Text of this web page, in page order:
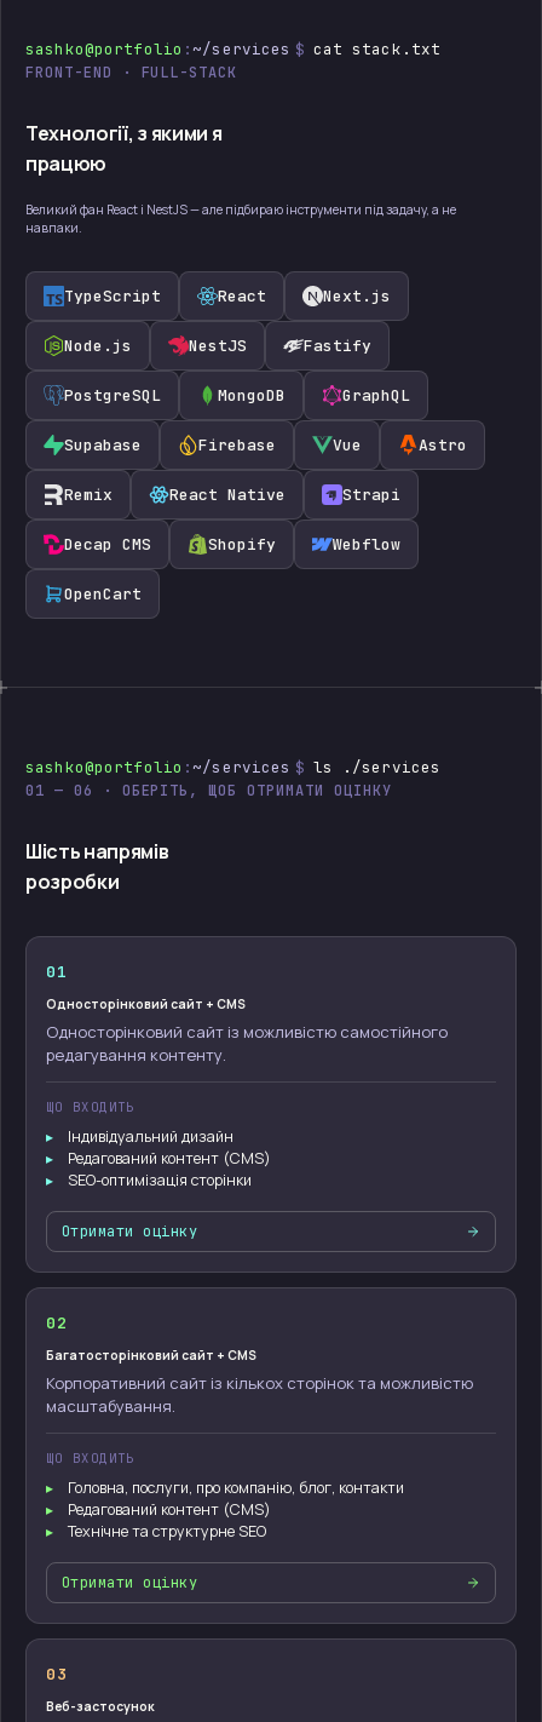
sashko@portfolio :~/services $ cat stack.txt
FRONT-END · FULL-STACK
Технології, з якими я
працюю
Великий фан React і NestJS — але підбираю інструменти під задачу, а не
навпаки.
TypeScript React Next.js
Node.js NestJS Fastify
PostgreSQL MongoDB GraphQL
Supabase Firebase Vue Astro
Remix React Native Strapi
Decap CMS Shopify Webflow
OpenCart
sashko@portfolio :~/services $ ls ./services
01 — 06 · ОБЕРІТЬ, ЩОБ ОТРИМАТИ ОЦІНКУ
Шість напрямів
розробки
01
Односторінковий сайт + CMS
Односторінковий сайт із можливістю самостійного
редагування контенту.
ЩО ВХОДИТЬ
Індивідуальний дизайн
Редагований контент (CMS)
SEO-оптимізація сторінки
Отримати оцінку
02
Багатосторінковий сайт + CMS
Корпоративний сайт із кількох сторінок та можливістю
масштабування.
ЩО ВХОДИТЬ
Головна, послуги, про компанію, блог, контакти
Редагований контент (CMS)
Технічне та структурне SEO
Отримати оцінку
03
Веб-застосунок